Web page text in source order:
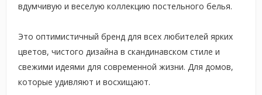
вдумчивую и веселую коллекцию постельного белья.
Это оптимистичный бренд для всех любителей ярких
цветов, чистого дизайна в скандинавском стиле и
свежими идеями для современной жизни. Для домов,
которые удивляют и восхищают.